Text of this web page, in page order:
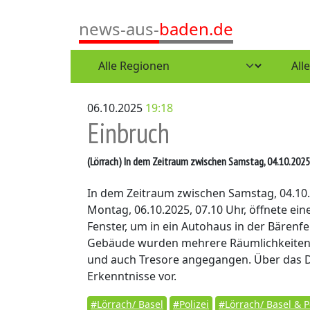
news-aus-baden.de
06.10.2025 19:18
Einbruch
(Lörrach)In dem Zeitraum zwischen Samstag,
In dem Zeitraum zwischen Samstag,
Montag, 06.10.2025, 07.10 Uhr, öffnete
Fenster, um in ein Autohaus in der
Gebäude wurden mehrere
und auch Tresore angegangen. Über das
Erkenntnisse vor.
#Lörrach/ Basel #Polizei #Lörrach/ Basel &